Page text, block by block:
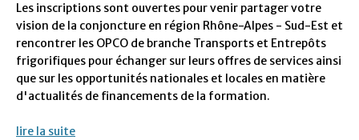
Les inscriptions sont ouvertes pour venir partager votre
vision de la conjoncture en région Rhône-Alpes - Sud-Est et
rencontrer les OPCO de branche Transports et Entrepôts
frigorifiques pour échanger sur leurs offres de services ainsi
que sur les opportunités nationales et locales en matière
d'actualités de financements de la formation.
lire la suite